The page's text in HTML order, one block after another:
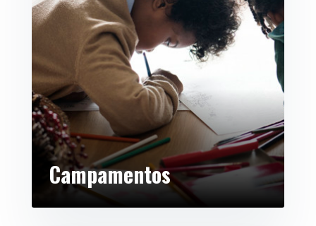
Campamentos